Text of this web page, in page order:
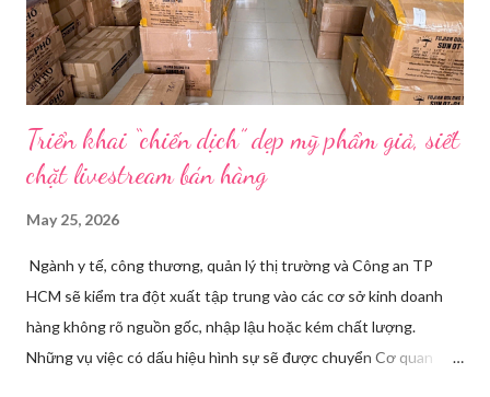
hội Mùa đông. “Người già như tụi ông không hiểu mấy cái này...
Triển khai “chiến dịch” dẹp mỹ phẩm giả, siết
chặt livestream bán hàng
May 25, 2026
Ngành y tế, công thương, quản lý thị trường và Công an TP
HCM sẽ kiểm tra đột xuất tập trung vào các cơ sở kinh doanh
hàng không rõ nguồn gốc, nhập lậu hoặc kém chất lượng.
Những vụ việc có dấu hiệu hình sự sẽ được chuyển Cơ quan